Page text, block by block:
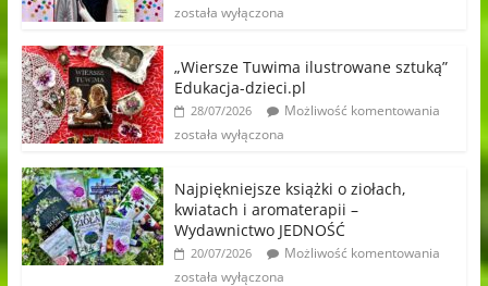
została wyłączona
„Wiersze Tuwima ilustrowane sztuką”
Edukacja-dzieci.pl
28/07/2026
Możliwość komentowania
została wyłączona
Najpiękniejsze książki o ziołach,
kwiatach i aromaterapii –
Wydawnictwo JEDNOŚĆ
20/07/2026
Możliwość komentowania
została wyłączona